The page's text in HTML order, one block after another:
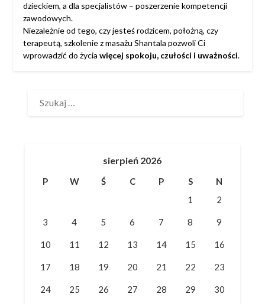
dzieckiem, a dla specjalistów – poszerzenie kompetencji
zawodowych.
Niezależnie od tego, czy jesteś rodzicem, położną, czy
terapeutą, szkolenie z masażu Shantala pozwoli Ci
wprowadzić do życia więcej spokoju, czułości i uważności.
sierpień 2026
P W Ś C P S
N
1
2
3 4 5 6 7 8 9
10 11 12 13 14 15 16
17 18 19 20 21 22 23
24 25 26 27 28 29 30